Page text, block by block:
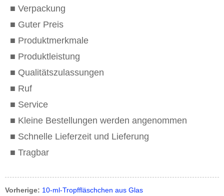
■ Verpackung
■ Guter Preis
■ Produktmerkmale
■ Produktleistung
■ Qualitätszulassungen
■ Ruf
■ Service
■ Kleine Bestellungen werden angenommen
■ Schnelle Lieferzeit und Lieferung
■ Tragbar
Vorherige: 10-ml-Tropffläschchen aus Glas